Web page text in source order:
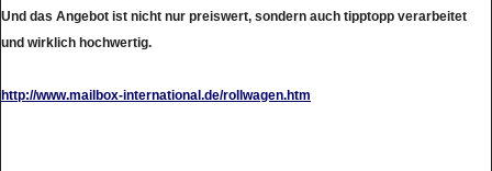
Und das Angebot ist nicht nur preiswert, sondern auch tipptopp verarbeitet
und wirklich hochwertig.
http://www.mailbox-international.de/rollwagen.htm